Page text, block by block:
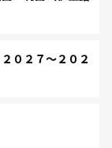
２７～２０２